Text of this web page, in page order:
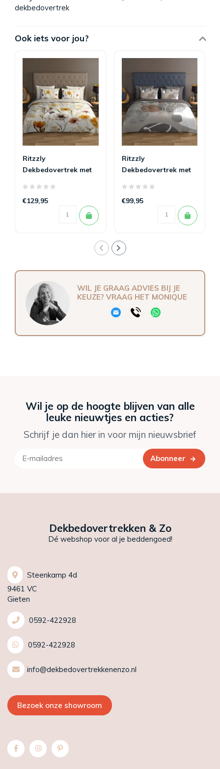
dekbedovertrek
Ook iets voor jou?
Ritzzly
Dekbedovertrek met
€129,95
Ritzzly
Dekbedovertrek met
€99,95
WIL JE GRAAG ADVIES BIJ JE
KEUZE? VRAAG HET MONIQUE
Wil je op de hoogte blijven van alle
leuke nieuwtjes en acties?
Schrijf je dan hier in voor mijn nieuwsbrief
Abonneer
Dekbedovertrekken & Zo
Dé webshop voor al je beddengoed!
Steenkamp 4d
9461 VC
Gieten
0592-422928
0592-422928
info@dekbedovertrekkenenzo.nl
Bezoek onze showroom